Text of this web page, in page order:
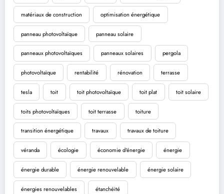
matériaux de construction optimisation énergétique
panneau photovoltaïque panneau solaire
panneaux photovoltaïques panneaux solaires pergola
photovoltaïque rentabilité rénovation terrasse
tesla toit toit photovoltaïque toit plat toit solaire
toits photovoltaïques toit terrasse toiture
transition énergétique travaux travaux de toiture
véranda écologie économie d'énergie énergie
énergie durable énergie renouvelable énergie solaire
énergies renouvelables étanchéité